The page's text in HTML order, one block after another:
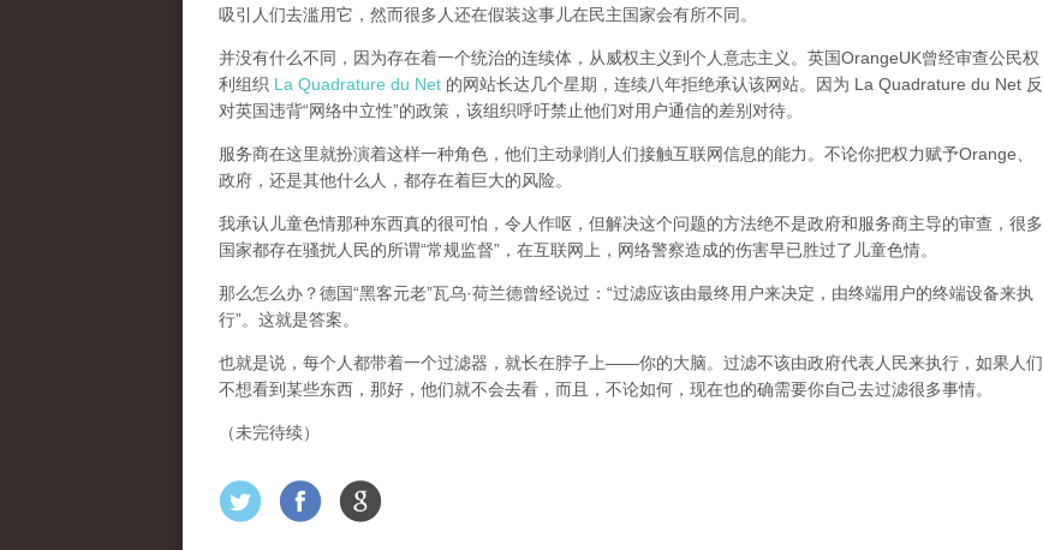
吸引人们去滥用它，然而很多人还在假装这事儿在民主国家会有所不同。
并没有什么不同，因为存在着一个统治的连续体，从威权主义到个人意志主义。英国OrangeUK曾经审查公民权
利组织 La Quadrature du Net 的网站长达几个星期，连续八年拒绝承认该网站。因为 La Quadrature du Net 反
对英国违背“网络中立性”的政策，该组织呼吁禁止他们对用户通信的差别对待。
服务商在这里就扮演着这样一种角色，他们主动剥削人们接触互联网信息的能力。不论你把权力赋予Orange、
政府，还是其他什么人，都存在着巨大的风险。
我承认儿童色情那种东西真的很可怕，令人作呕，但解决这个问题的方法绝不是政府和服务商主导的审查，很多
国家都存在骚扰人民的所谓“常规监督”，在互联网上，网络警察造成的伤害早已胜过了儿童色情。
那么怎么办？德国“黑客元老”瓦乌·荷兰德曾经说过：“过滤应该由最终用户来决定，由终端用户的终端设备来执
行”。这就是答案。
也就是说，每个人都带着一个过滤器，就长在脖子上——你的大脑。过滤不该由政府代表人民来执行，如果人们
不想看到某些东西，那好，他们就不会去看，而且，不论如何，现在也的确需要你自己去过滤很多事情。
（未完待续）